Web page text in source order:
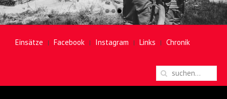
Einsätze Facebook Instagram Links Chronik